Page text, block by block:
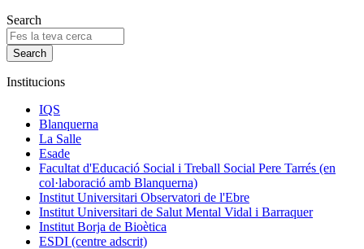
Search
Institucions
IQS
Blanquerna
La Salle
Esade
Facultat d'Educació Social i Treball Social Pere Tarrés (en
col·laboració amb Blanquerna)
Institut Universitari Observatori de l'Ebre
Institut Universitari de Salut Mental Vidal i Barraquer
Institut Borja de Bioètica
ESDI (centre adscrit)